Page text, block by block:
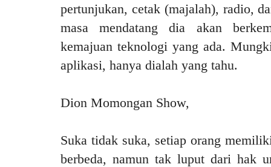
pertunjukan, cetak (majalah), radio,
masa mendatang dia akan
kemajuan teknologi yang ada.
aplikasi, hanya dialah yang tahu.
Dion Momongan Show,
Suka tidak suka, setiap orang
berbeda, namun tak luput dari hak